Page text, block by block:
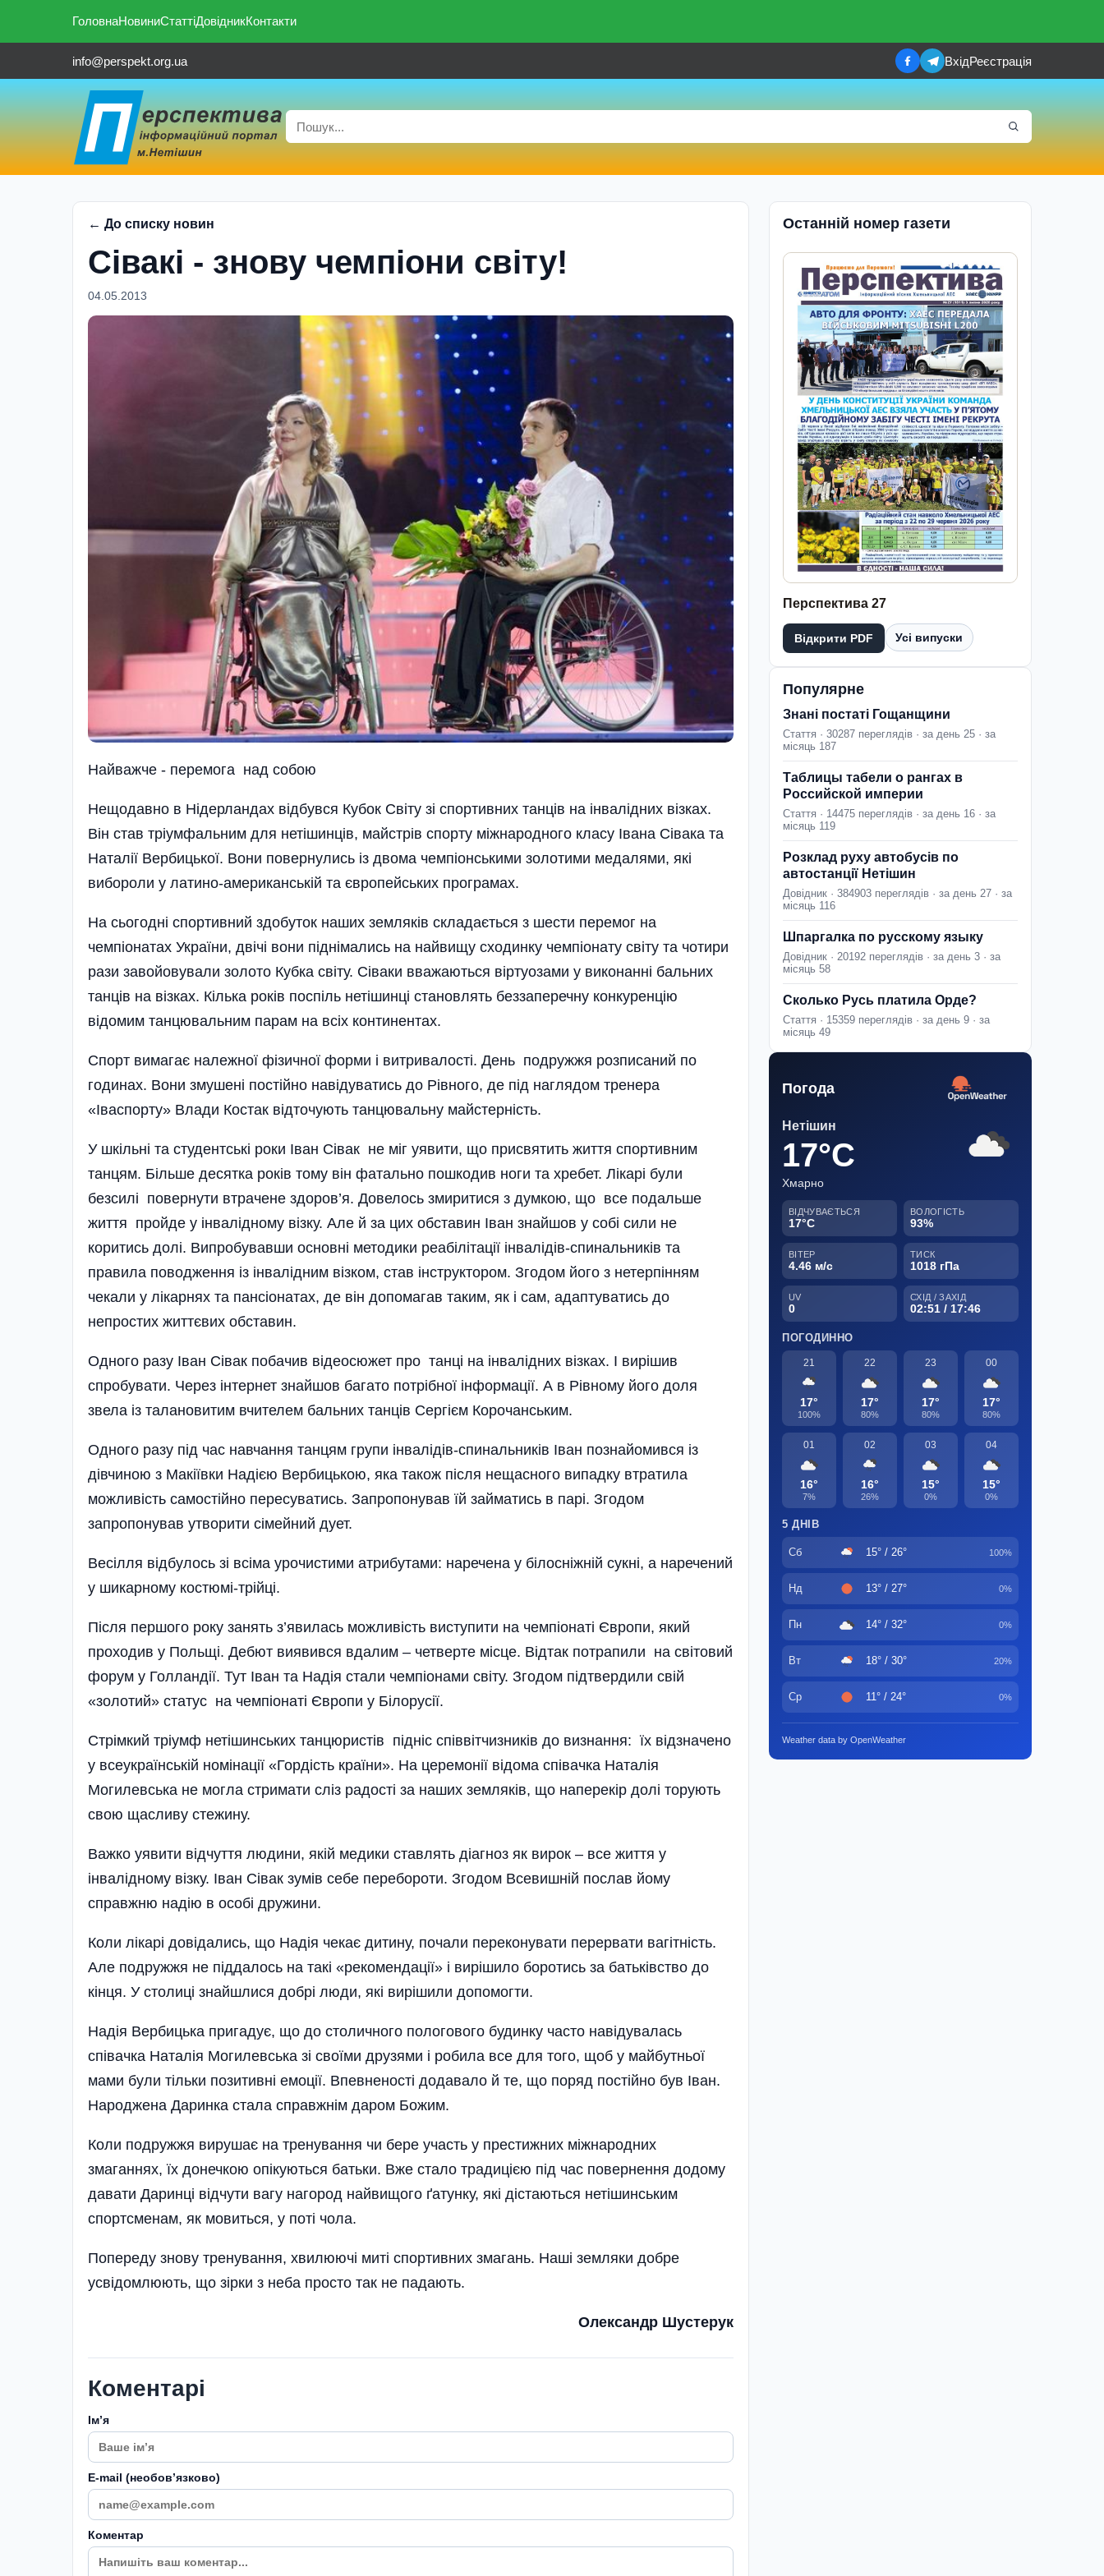
ГоловнаНовиниСтаттіДовідникКонтакти
info@perspekt.org.ua ВхідРеєстрація
← До списку новин
Сівакі - знову чемпіони світу!
04.05.2013
Найважче - перемога над собою
Нещодавно в Нідерландах відбувся Кубок Світу зі спортивних танців на інвалідних візках.
Він став тріумфальним для нетішинців, майстрів спорту міжнародного класу Івана Сівака та
Наталії Вербицької. Вони повернулись із двома чемпіонськими золотими медалями, які
вибороли у латино-американській та європейських програмах.
На сьогодні спортивний здобуток наших земляків складається з шести перемог на
чемпіонатах України, двічі вони піднімались на найвищу сходинку чемпіонату світу та чотири
рази завойовували золото Кубка світу. Сіваки вважаються віртуозами у виконанні бальних
танців на візках. Кілька років поспіль нетішинці становлять беззаперечну конкуренцію
відомим танцювальним парам на всіх континентах.
Спорт вимагає належної фізичної форми і витривалості. День подружжя розписаний по
годинах. Вони змушені постійно навідуватись до Рівного, де під наглядом тренера
«Іваспорту» Влади Костак відточують танцювальну майстерність.
У шкільні та студентські роки Іван Сівак не міг уявити, що присвятить життя спортивним
танцям. Більше десятка років тому він фатально пошкодив ноги та хребет. Лікарі були
безсилі повернути втрачене здоров’я. Довелось змиритися з думкою, що все подальше
життя пройде у інвалідному візку. Але й за цих обставин Іван знайшов у собі сили не
коритись долі. Випробувавши основні методики реабілітації інвалідів-спинальників та
правила поводження із інвалідним візком, став інструктором. Згодом його з нетерпінням
чекали у лікарнях та пансіонатах, де він допомагав таким, як і сам, адаптуватись до
непростих життєвих обставин.
Одного разу Іван Сівак побачив відеосюжет про танці на інвалідних візках. І вирішив
спробувати. Через інтернет знайшов багато потрібної інформації. А в Рівному його доля
звела із талановитим вчителем бальних танців Сергієм Корочансь­ким.
Одного разу під час навчання танцям групи інвалідів-спинальників Іван познайомився із
дівчиною з Макіївки Надією Вербицькою, яка також після нещасного випадку втратила
можливість самостійно пересуватись. Запропонував їй займатись в парі. Згодом
запропонував утворити сімейний дует.
Весілля відбулось зі всіма урочистими атрибутами: наречена у білосніжній сукні, а наречений
у шикарному костюмі-трійці.
Після першого року занять з’явилась можливість виступити на чемпіонаті Європи, який
проходив у Польщі. Дебют виявився вдалим – четверте місце. Відтак потрапили на світовий
форум у Голландії. Тут Іван та Надія стали чемпіонами світу. Згодом підтвердили свій
«золотий» статус на чемпіонаті Європи у Білорусії.
Стрімкий тріумф нетішинських танцюристів підніс спів­вітчизників до визнання: їх відзначено
у всеукраїнській номінації «Гор­дість країни». На церемонії відома співачка Наталія
Могилевська не могла стримати сліз радості за наших земляків, що наперекір долі торують
свою щасливу стежину.
Важко уявити відчуття людини, якій медики ставлять діагноз як вирок – все життя у
інвалідному візку. Іван Сівак зумів себе перебороти. Згодом Всевишній послав йому
справжню надію в особі дружини.
Коли лікарі довідались, що Надія чекає дитину, почали переконувати перервати вагітність.
Але подружжя не піддалось на такі «рекомендації» і вирішило боротись за батьківство до
кінця. У столиці знайшлися добрі люди, які вирі­шили допомогти.
Надія Вербицька пригадує, що до столичного пологового будинку часто навідувалась
співачка Наталія Могилевська зі своїми друзями і робила все для того, щоб у майбутньої
мами були тільки позитивні емоції. Впевненості додавало й те, що поряд постійно був Іван.
Народж­ена Даринка стала справжнім даром Божим.
Коли подружжя вирушає на тренування чи бере участь у престижних міжнародних
змаганнях, їх донечкою опікуються батьки. Вже стало традицією під час повернення додому
давати Даринці відчути вагу нагород найвищого ґатунку, які дістаються нетішинським
спортсменам, як мовиться, у поті чола.
Попереду знову тренування, хвилюючі миті спортивних змагань. Наші земляки добре
усвідомлюю­ть, що зірки з неба просто так не падають.
Олександр Шустерук
Коментарі
Імʼя
E-mail (необовʼязково)
Коментар
Останній номер газети
Перспектива 27
Відкрити PDF Усі випуски
Популярне
Знані постаті Гощанщини
Стаття · 30287 переглядів · за день 25 · за
місяць 187
Таблицы табели о рангах в
Российской империи
Стаття · 14475 переглядів · за день 16 · за
місяць 119
Розклад руху автобусів по
автостанції Нетішин
Довідник · 384903 переглядів · за день 27 · за
місяць 116
Шпаргалка по русскому языку
Довідник · 20192 переглядів · за день 3 · за
місяць 58
Сколько Русь платила Орде?
Стаття · 15359 переглядів · за день 9 · за
місяць 49
Погода
Нетішин
17°C
Хмарно
ВІДЧУВАЄТЬСЯ
17°C
ВОЛОГІСТЬ
93%
ВІТЕР
4.46 м/с
ТИСК
1018 гПа
UV
0
СХІД / ЗАХІД
02:51 / 17:46
ПОГОДИННО
21
17°
100%
22
17°
80%
23
17°
80%
00
17°
80%
01
16°
7%
02
16°
26%
03
15°
0%
04
15°
0%
5 ДНІВ
Сб 15° / 26° 100%
Нд 13° / 27° 0%
Пн 14° / 32° 0%
Вт 18° / 30° 20%
Ср 11° / 24° 0%
Weather data by OpenWeather